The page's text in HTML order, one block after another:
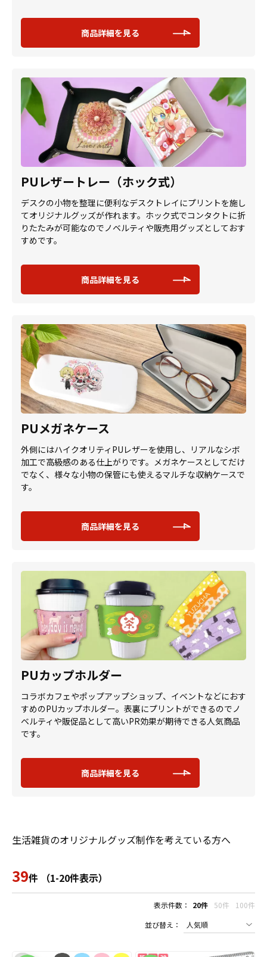
商品詳細を見る
PUレザートレー（ホック式）
デスクの小物を整理に便利なデスクトレイにプリントを施し
てオリジナルグッズが作れます。ホック式でコンタクトに折
りたたみが可能なのでノベルティや販売用グッズとしておす
すめです。
商品詳細を見る
PUメガネケース
外側にはハイクオリティPUレザーを使用し、リアルなシボ
加工で高級感のある仕上がりです。メガネケースとしてだけ
でなく、様々な小物の保管にも使えるマルチな収納ケースで
す。
商品詳細を見る
PUカップホルダー
コラボカフェやポップアップショップ、イベントなどにおす
すめのPUカップホルダー。表裏にプリントができるのでノ
ベルティや販促品として高いPR効果が期待できる人気商品
です。
商品詳細を見る
生活雑貨のオリジナルグッズ制作を考えている方へ
39件 （1-20件表示）
表示件数： 20件 50件
100件
並び替え：